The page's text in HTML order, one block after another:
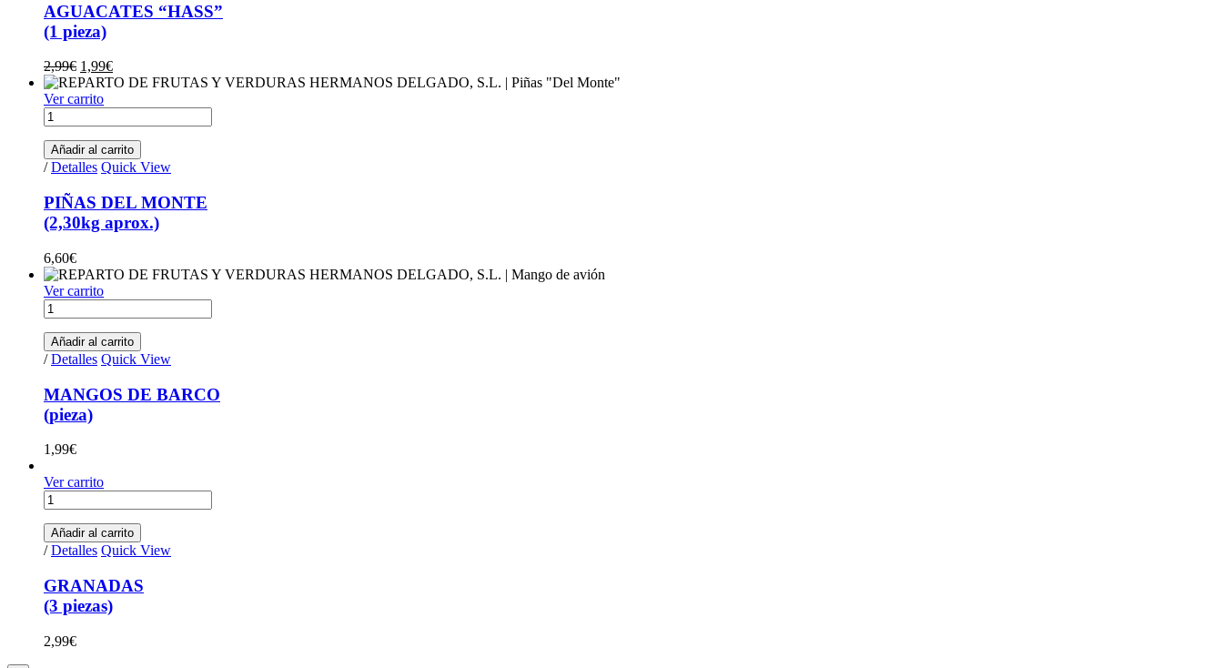
AGUACATES “HASS”
(1 pieza)
2,99€ Original
price
was:
1,99€Current
price
Ver carrito
PIÑAS
DEL
MONTE
(2,30kg
quantity
Añadir al carrito
/ Detalles Quick View
PIÑAS DEL MONTE
(2,30kg aprox.)
6,60€
Ver carrito
MANGOS
DE
BARCO(pieza)
quantity
Añadir al carrito
/ Detalles Quick View
MANGOS DE BARCO
(pieza)
1,99€
Ver carrito
GRANADAS
(3
piezas)
quantity
Añadir al carrito
/ Detalles Quick View
GRANADAS
(3 piezas)
2,99€